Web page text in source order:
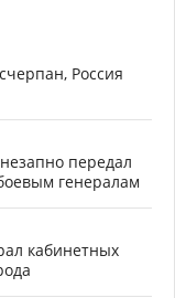
Россия
передал
генералам
кабинетных